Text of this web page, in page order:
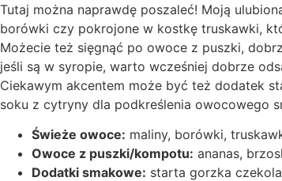
Tutaj można naprawdę poszaleć! Moją
borówki czy pokrojone w kostkę truskawki,
Możecie też sięgnąć po owoce z puszki,
jeśli są w syropie, warto wcześniej dobrze
Ciekawym akcentem może być też dodatek
soku z cytryny dla podkreślenia owocowego
Świeże owoce: maliny, borówki,
Owoce z puszki/kompotu: ananas,
Dodatki smakowe: starta gorzka